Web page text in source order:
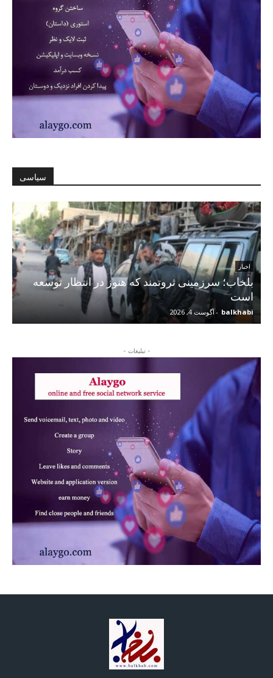
سیاسی
اخبار
بلخاب؛ سرزمینی ثروتمند که هنوز در انتظار توسعه
است
balkhabi
-آگوست 4, 2026
- تبلیغات -